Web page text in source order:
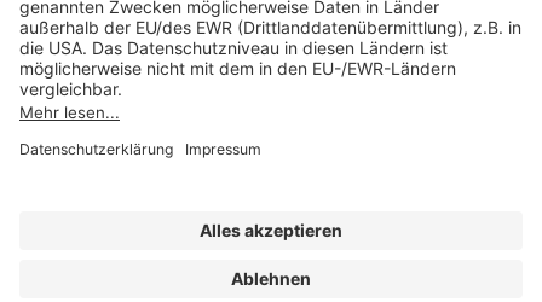
Impressum
Datenschutz
AGB und Lizenzbedingungen
Erklärung zur Barrierefreiheit